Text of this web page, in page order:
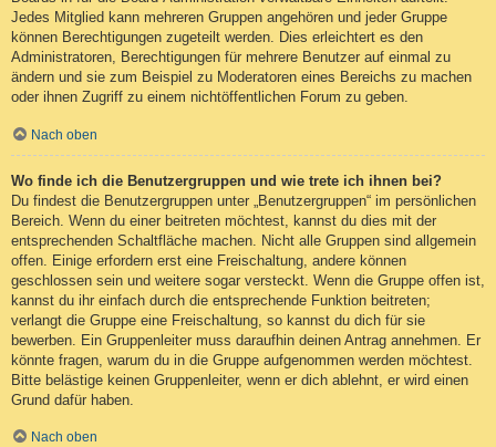
Jedes Mitglied kann mehreren Gruppen angehören und jeder Gruppe
können Berechtigungen zugeteilt werden. Dies erleichtert es den
Administratoren, Berechtigungen für mehrere Benutzer auf einmal zu
ändern und sie zum Beispiel zu Moderatoren eines Bereichs zu machen
oder ihnen Zugriff zu einem nichtöffentlichen Forum zu geben.
Nach oben
Wo finde ich die Benutzergruppen und wie trete ich ihnen bei?
Du findest die Benutzergruppen unter „Benutzergruppen“ im persönlichen
Bereich. Wenn du einer beitreten möchtest, kannst du dies mit der
entsprechenden Schaltfläche machen. Nicht alle Gruppen sind allgemein
offen. Einige erfordern erst eine Freischaltung, andere können
geschlossen sein und weitere sogar versteckt. Wenn die Gruppe offen ist,
kannst du ihr einfach durch die entsprechende Funktion beitreten;
verlangt die Gruppe eine Freischaltung, so kannst du dich für sie
bewerben. Ein Gruppenleiter muss daraufhin deinen Antrag annehmen. Er
könnte fragen, warum du in die Gruppe aufgenommen werden möchtest.
Bitte belästige keinen Gruppenleiter, wenn er dich ablehnt, er wird einen
Grund dafür haben.
Nach oben